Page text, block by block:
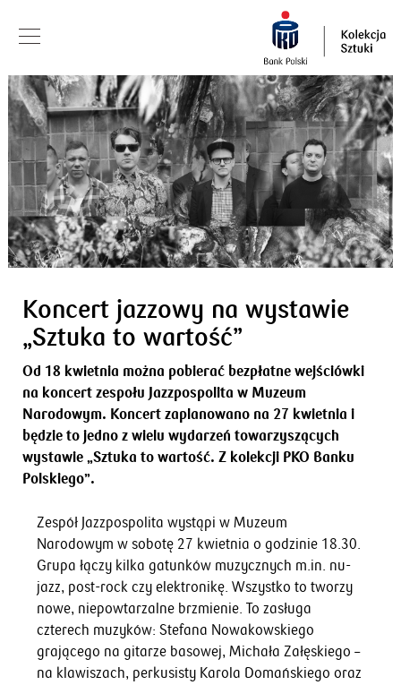
Koncert jazzowy na wystawie
„Sztuka to wartość”
Od 18 kwietnia można pobierać bezpłatne wejściówki
na koncert zespołu Jazzpospolita w Muzeum
Narodowym. Koncert zaplanowano na 27 kwietnia i
będzie to jedno z wielu wydarzeń towarzyszących
wystawie „Sztuka to wartość. Z kolekcji PKO Banku
Polskiego”.
Zespół Jazzpospolita wystąpi w Muzeum
Narodowym w sobotę 27 kwietnia o godzinie 18.30.
Grupa łączy kilka gatunków muzycznych m.in. nu-
jazz, post-rock czy elektronikę. Wszystko to tworzy
nowe, niepowtarzalne brzmienie. To zasługa
czterech muzyków: Stefana Nowakowskiego
grającego na gitarze basowej, Michała Załęskiego –
na klawiszach, perkusisty Karola Domańskiego oraz